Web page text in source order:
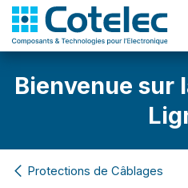
Bienvenue sur
Protections de Câblages